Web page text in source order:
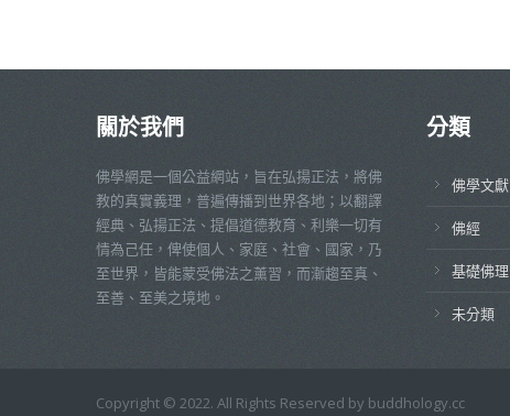
關於我們
佛學網是一個公益網站，旨在弘揚正法，將佛
教的真實義理，普遍傳播到世界各地；以翻譯
經典、弘揚正法、提倡道德教育、利樂一切有
情為己任，俾使個人、家庭、社會、國家，乃
至世界，皆能蒙受佛法之薰習，而漸趨至真、
至善、至美之境地。
分類
佛學文獻
佛經
基礎佛理
未分類
Copyright © 2022. All Rights Reserved by buddhology.cc